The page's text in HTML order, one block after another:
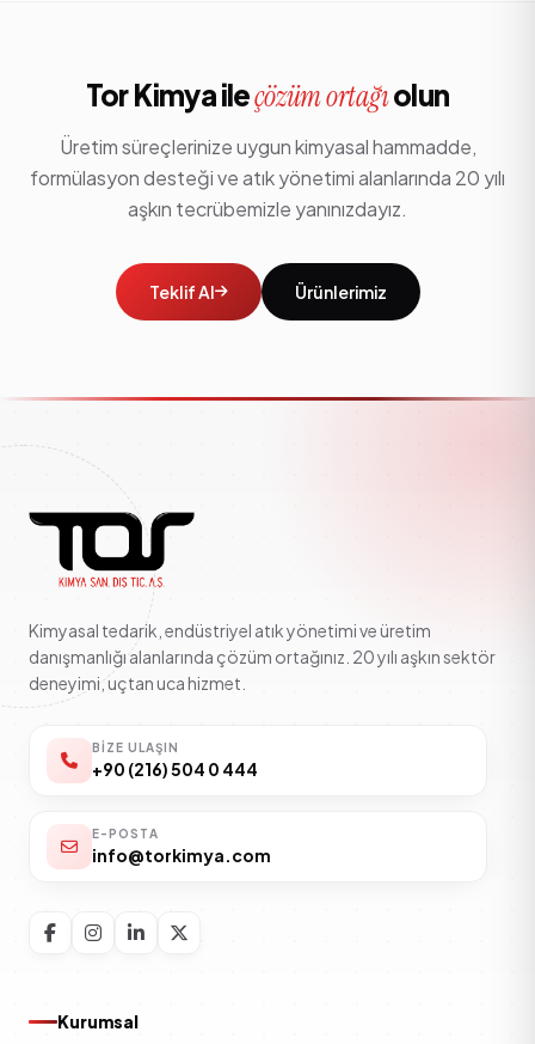
Tor Kimya ileçözüm ortağıolun
Üretim süreçlerinize uygun kimyasal hammadde,
formülasyon desteği ve atık yönetimi alanlarında 20 yılı
aşkın tecrübemizle yanınızdayız.
Teklif Al Ürünlerimiz
Kimyasal tedarik, endüstriyel atık yönetimi ve üretim
danışmanlığı alanlarında çözüm ortağınız. 20 yılı aşkın sektör
deneyimi, uçtan uca hizmet.
BIZE ULAŞIN
+90 (216) 504 0 444
E-POSTA
info@torkimya.com
Kurumsal